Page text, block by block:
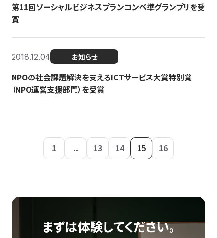
第11回ソーシャルビジネスプランコンペ準グランプリを受
賞
2018.12.04 お知らせ
NPOの社会課題解決を支えるICTサービス大賞特別賞
（NPO運営支援部門）を受賞
1 ... 13 14 15 16
まずは体験してください。